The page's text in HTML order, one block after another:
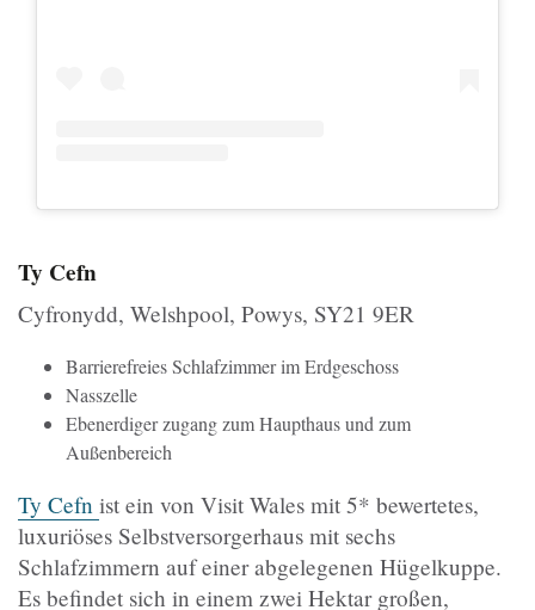
Ty Cefn
Cyfronydd, Welshpool, Powys, SY21 9ER
Barrierefreies Schlafzimmer im Erdgeschoss
Nasszelle
Ebenerdiger zugang zum Haupthaus und zum
Außenbereich
Ty Cefn ist ein von Visit Wales mit 5* bewertetes,
luxuriöses Selbstversorgerhaus mit sechs
Schlafzimmern auf einer abgelegenen Hügelkuppe.
Es befindet sich in einem zwei Hektar großen,